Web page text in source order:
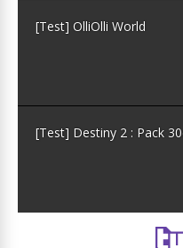
[Test] OlliOlli World
[Test] Destiny 2 : Pack